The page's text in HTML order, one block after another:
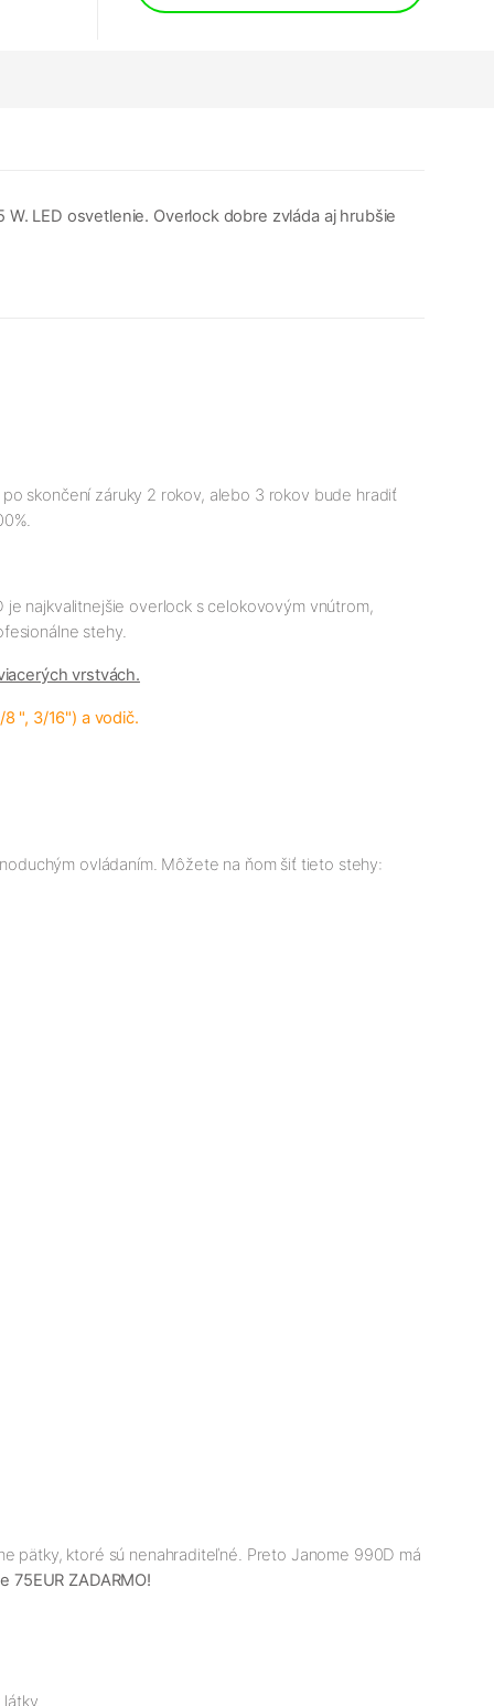
LED osvetlenie. Overlock dobre zvláda aj hrubšie
skončení záruky 2 rokov, alebo 3 rokov bude hradiť
najkvalitnejšie overlock s celokovovým vnútrom,
stehy.
vrstvách.
", 3/16") a vodič.
ovládaním. Môžete na ňom šiť tieto stehy:
pätky, ktoré sú nenahraditeľné. Preto Janome 990D má
75EUR ZADARMO!